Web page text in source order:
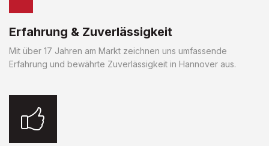
Erfahrung & Zuverlässigkeit
Mit über 17 Jahren am Markt zeichnen uns umfassende
Erfahrung und bewährte Zuverlässigkeit in Hannover aus.